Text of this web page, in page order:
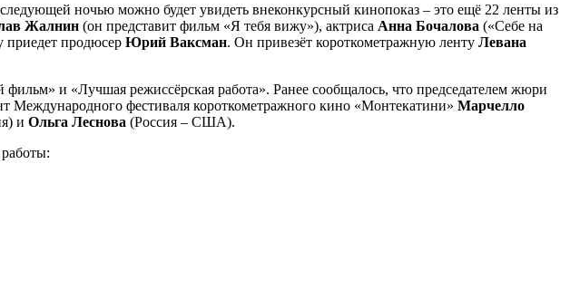
ночью можно будет увидеть внеконкурсный кинопоказ – это ещё 22 ленты из
Жалнин (он представит фильм «Я тебя вижу»), актриса Анна Бочалова («Себе на
приедет продюсер Юрий Ваксман. Он привезёт короткометражную ленту Левана
и «Лучшая режиссёрская работа». Ранее сообщалось, что председателем жюри
Международного фестиваля короткометражного кино «Монтекатини» Марчелло
и Ольга Леснова (Россия – США).